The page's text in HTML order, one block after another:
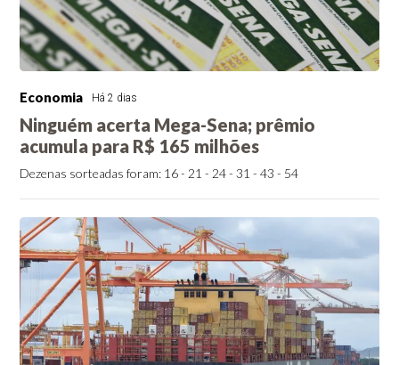
Economia Há 2 dias
Ninguém acerta Mega-Sena; prêmio
acumula para R$ 165 milhões
Dezenas sorteadas foram: 16 - 21 - 24 - 31 - 43 - 54